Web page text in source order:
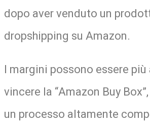
dopo aver venduto un
dropshipping su Amazon.
I margini possono essere
vincere la “Amazon Buy
un processo altamente